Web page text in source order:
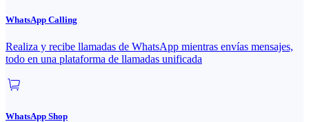
WhatsApp Calling
Realiza y recibe llamadas de WhatsApp mientras envías mensajes,
todo en una plataforma de llamadas unificada
WhatsApp Shop